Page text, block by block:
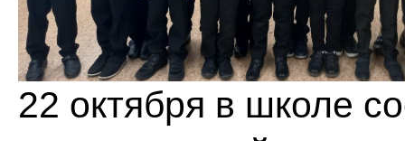
22 октября в школе